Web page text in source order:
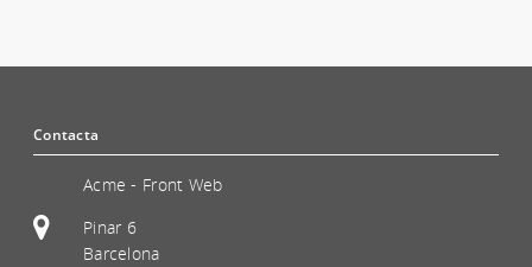
Contacta
Acme - Front Web
Pinar 6
Barcelona